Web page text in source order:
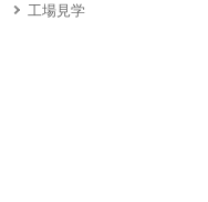
工場見学